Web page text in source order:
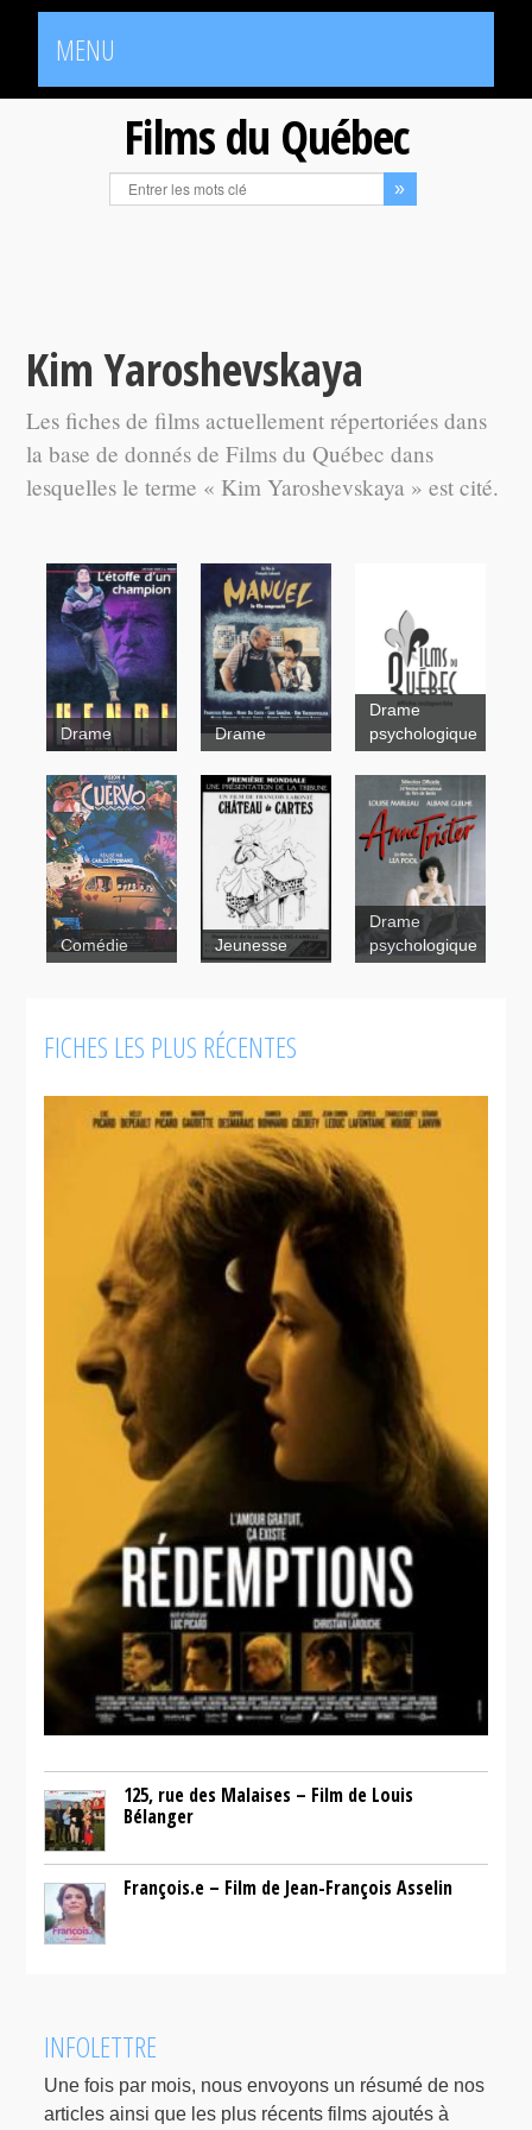
MENU
Films du Québec
Kim Yaroshevskaya
Les fiches de films actuellement répertoriées dans
la base de donnés de Films du Québec dans
lesquelles le terme « Kim Yaroshevskaya » est cité.
Drame
Manuel, le
fils
emprunté
Drame
Drame
psychologique
Comédie Jeunesse
Drame
psychologique
FICHES LES PLUS RÉCENTES
125, rue des Malaises – Film de Louis
Bélanger
François.e – Film de Jean-François Asselin
INFOLETTRE
Une fois par mois, nous envoyons un résumé de nos
articles ainsi que les plus récents films ajoutés à